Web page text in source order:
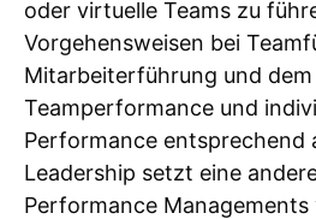
oder virtuelle Teams zu
Vorgehensweisen bei
Mitarbeiterführung und
Teamperformance und
Performance entsprechend
Leadership setzt eine
Performance Managements